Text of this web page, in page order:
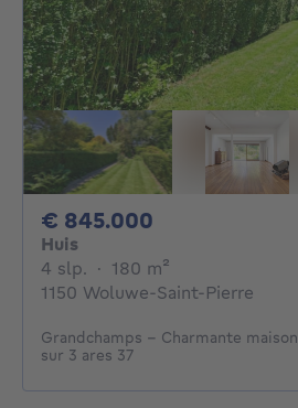
€ 845.000
Huis
4 slp. 4 slaapkamers
· 180 m²
1150 Woluwe-Saint-Pierre
Grandchamps - Charmante maison
sur 3 ares 37